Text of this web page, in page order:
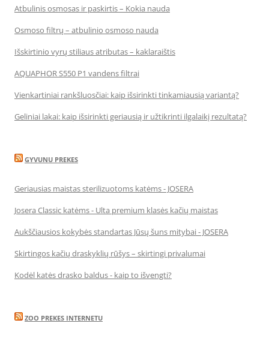
Atbulinis osmosas ir paskirtis – Kokia nauda
Osmoso filtrų – atbulinio osmoso nauda
Išskirtinio vyrų stiliaus atributas – kaklaraištis
AQUAPHOR S550 P1 vandens filtrai
Vienkartiniai rankšluosčiai: kaip išsirinkti tinkamiausią variantą?
Geliniai lakai: kaip išsirinkti geriausią ir užtikrinti ilgalaikį rezultatą?
GYVUNU PREKES
Geriausias maistas sterilizuotoms katėms - JOSERA
Josera Classic katėms - Ulta premium klasės kačių maistas
Aukščiausios kokybės standartas Jūsų šuns mitybai - JOSERA
Skirtingos kačių draskyklių rūšys – skirtingi privalumai
Kodėl katės drasko baldus - kaip to išvengti?
ZOO PREKES INTERNETU